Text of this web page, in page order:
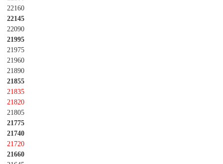
22160
22145
22090
21995
21975
21960
21890
21855
21835
21820
21805
21775
21740
21720
21660